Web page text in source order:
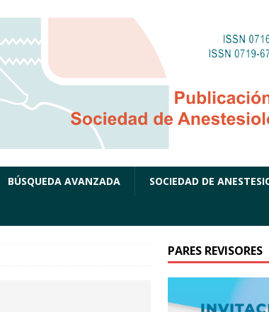
BÚSQUEDA AVANZADA SOCIEDAD DE
PARES REVISORES